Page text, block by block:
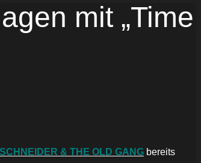
mit „Time
& THE OLD GANG bereits